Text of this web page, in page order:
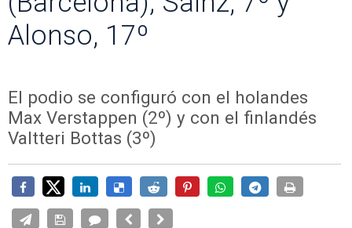
Alonso, 17º
El podio se configuró con el holandes
Max Verstappen (2º) y con el finlandés
Valtteri Bottas (3º)